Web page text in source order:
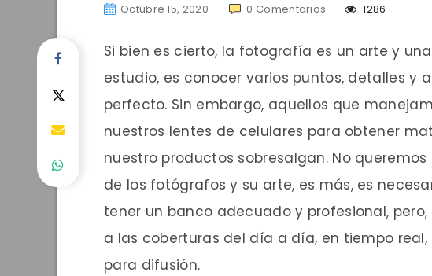
Octubre 15, 2020 0 Comentarios 1286
Si bien es cierto, la fotografía es un arte y
estudio, es conocer varios puntos, detalles y
perfecto. Sin embargo, aquellos que
nuestros lentes de celulares para obtener
nuestro productos sobresalgan. No
de los fotógrafos y su arte, es más, es
tener un banco adecuado y profesional,
a las coberturas del día a día, en tiempo
para difusión.